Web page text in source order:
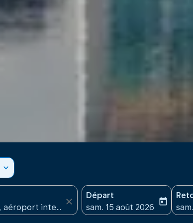
expand_more
close
Départ
fc-booking-departure-
sam. 15 août 2026
today
fc-